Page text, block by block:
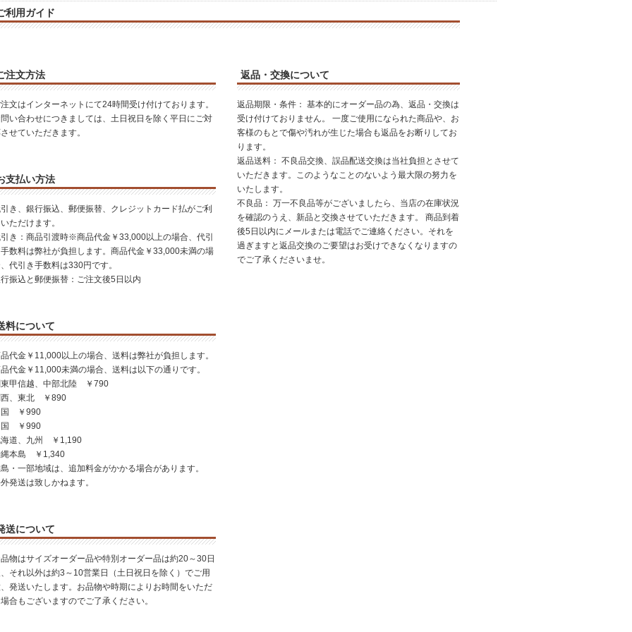
利用ガイド
注文方法
文はインターネットにて24時間受け付けております。
い合わせにつきましては、土日祝日を除く平日にご対
せていただきます。
支払い方法
き、銀行振込、郵便振替、クレジットカード払がご利
ただけます。
き：商品引渡時※商品代金￥33,000以上の場合、代引
数料は弊社が負担します。商品代金￥33,000未満の場
代引き手数料は330円です。
振込と郵便振替：ご注文後5日以内
料について
代金￥11,000以上の場合、送料は弊社が負担します。
代金￥11,000未満の場合、送料は以下の通りです。
甲信越、中部北陸 ￥790
西、東北 ￥890
国 ￥990
国 ￥990
道、九州 ￥1,190
縄本島 ￥1,340
・一部地域は、追加料金がかかる場合があります。
発送は致しかねます。
送について
物はサイズオーダー品や特別オーダー品は約20～30日
それ以外は約3～10営業日（土日祝日を除く）でご用
発送いたします。お品物や時期によりお時間をいただ
合もございますのでご了承ください。
返品・交換について
返品期限・条件： 基本的にオーダー品の為、返品・交換は
受け付けておりません。 一度ご使用になられた商品や、お
客様のもとで傷や汚れが生じた場合も返品をお断りしてお
ります。
返品送料： 不良品交換、誤品配送交換は当社負担とさせて
いただきます。このようなことのないよう最大限の努力を
いたします。
不良品： 万一不良品等がございましたら、当店の在庫状況
を確認のうえ、新品と交換させていただきます。 商品到着
後5日以内にメールまたは電話でご連絡ください。それを
過ぎますと返品交換のご要望はお受けできなくなりますの
でご了承くださいませ。